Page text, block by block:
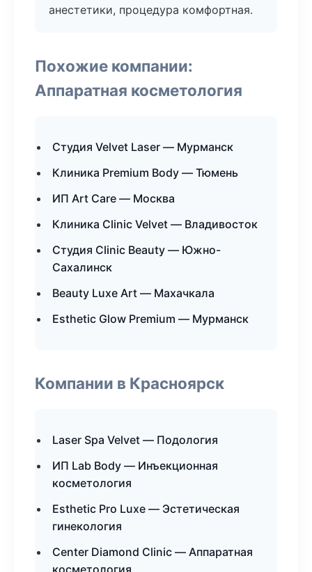
анестетики, процедура комфортная.
Похожие компании:
Аппаратная косметология
Студия Velvet Laser — Мурманск
Клиника Premium Body — Тюмень
ИП Art Care — Москва
Клиника Clinic Velvet — Владивосток
Студия Clinic Beauty — Южно-
Сахалинск
Beauty Luxe Art — Махачкала
Esthetic Glow Premium — Мурманск
Компании в Красноярск
Laser Spa Velvet — Подология
ИП Lab Body — Инъекционная
косметология
Esthetic Pro Luxe — Эстетическая
гинекология
Center Diamond Clinic — Аппаратная
косметология